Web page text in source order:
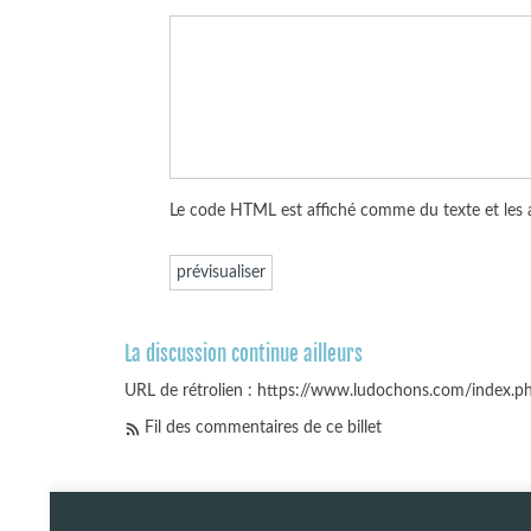
Le code HTML est affiché comme du texte et
La discussion continue ailleurs
URL de rétrolien : https://www.ludochons.com/
Fil des commentaires de ce billet